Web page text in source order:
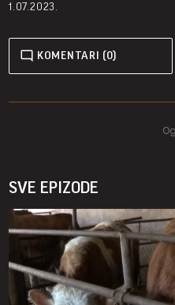
1.07.2023.
KOMENTARI (0)
SVE EPIZODE